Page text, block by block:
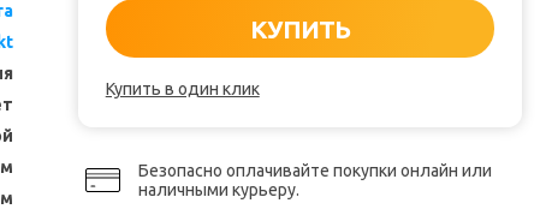
КУПИТЬ
Купить в один клик
Безопасно оплачивайте покупки онлайн или
наличными курьеру.